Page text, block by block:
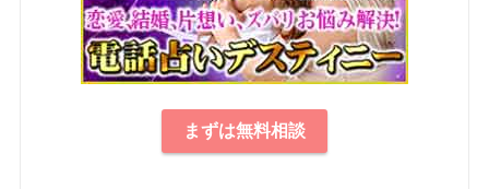
まずは無料相談